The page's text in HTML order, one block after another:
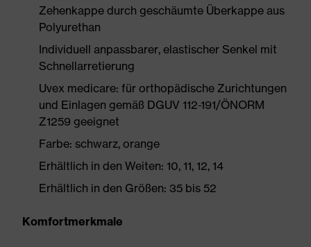
Zehenkappe durch geschäumte Überkappe aus
Polyurethan
Individuell anpassbarer, elastischer Senkel mit
Schnellarretierung
Uvex medicare: für orthopädische Zurichtungen
und Einlagen gemäß DGUV 112-191/ÖNORM
Z1259 geeignet
Farbe: schwarz, orange
Erhältlich in den Weiten: 10, 11, 12, 14
Erhältlich in den Größen: 35 bis 52
Komfortmerkmale